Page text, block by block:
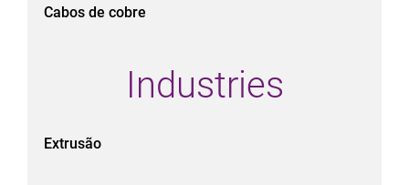
Cabos de cobre
Industries
Extrusão